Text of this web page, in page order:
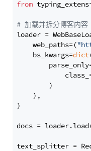
from
# 加载并拆分博客内容
loader =
    web_paths=(
    bs_kwargs=
dict
        )
    ),
)
docs =
text_splitter =